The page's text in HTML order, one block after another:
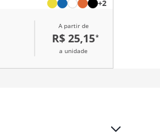
fechamento com regulador em+2
A partir de
R$ 25,15*
a unidade